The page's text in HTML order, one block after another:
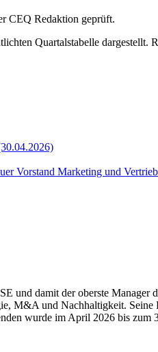
CEQ Redaktion geprüft.
Quartalstabelle dargestellt.
Vorstand Marketing und Vertrieb
und damit der oberste
M&A und Nachhaltigkeit.
wurde im April 2026 bis zum